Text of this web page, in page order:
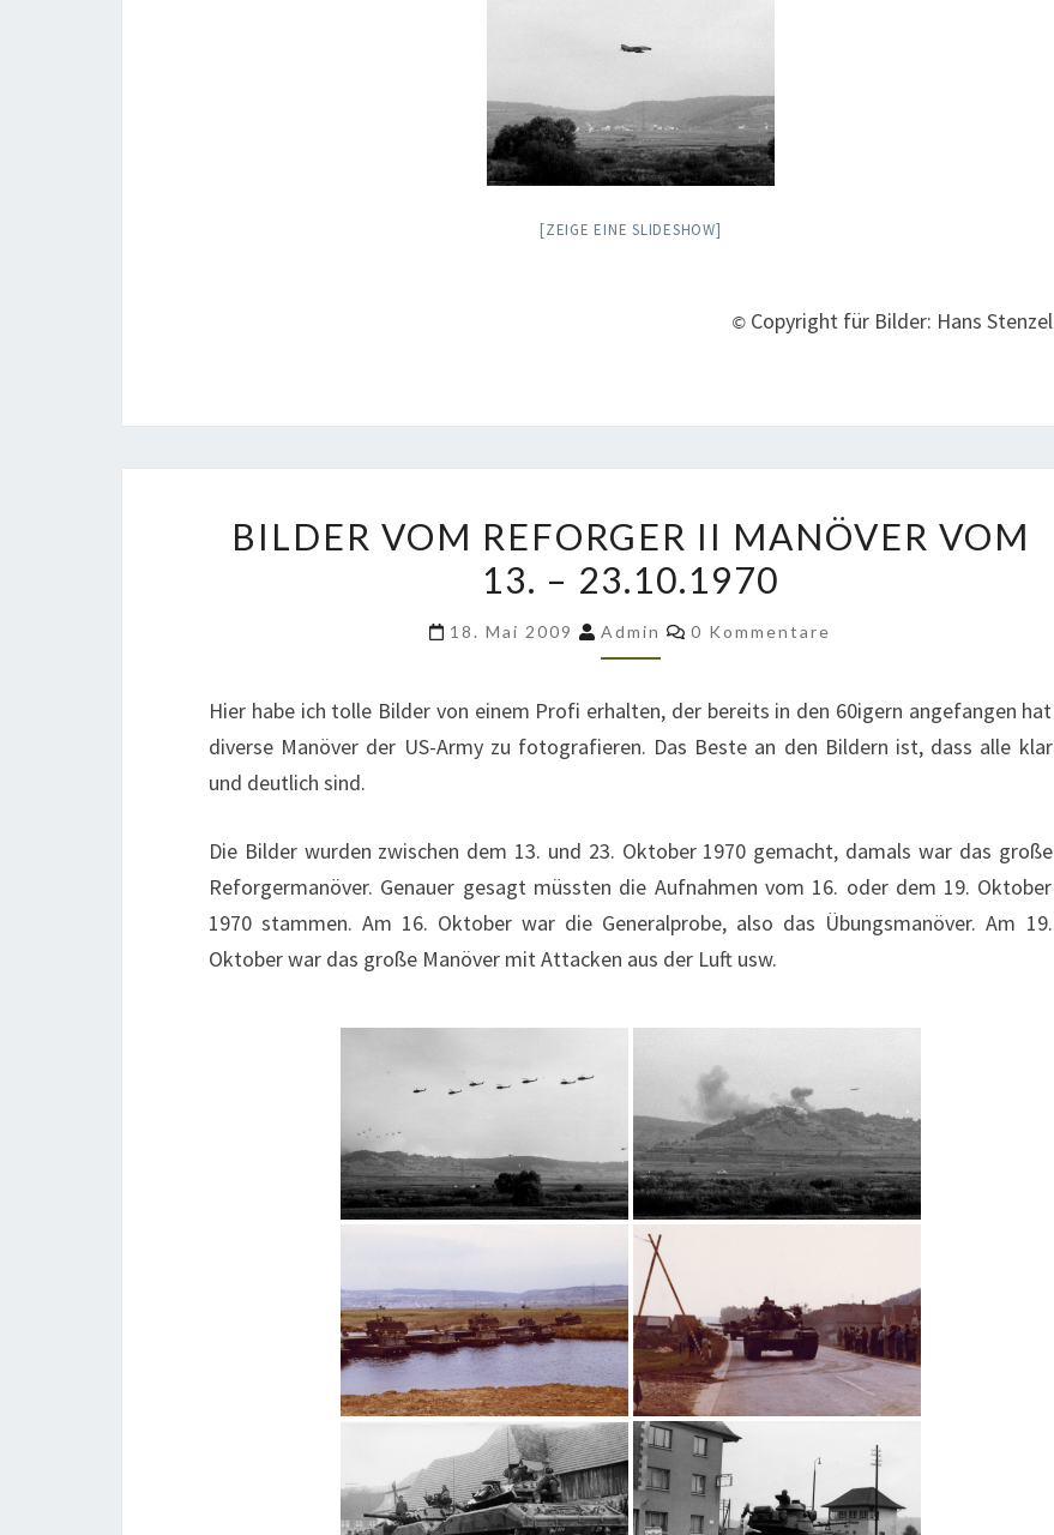
[ZEIGE EINE SLIDESHOW]
© Copyright für Bilder: Hans Stenzel
VOM
REFORGER
MANÖVER
13.
–
BILDER VOM REFORGER II MANÖVER VOM
13. – 23.10.1970
18. Mai 2009 Admin Kommentare
0 Kommentare
Hier habe ich tolle Bilder von einem Profi erhalten, der bereits in den 60igern angefangen hat
diverse Manöver der US-Army zu fotografieren. Das Beste an den Bildern ist, dass alle klar
und deutlich sind.
Die Bilder wurden zwischen dem 13. und 23. Oktober 1970 gemacht, damals war das große
Reforgermanöver. Genauer gesagt müssten die Aufnahmen vom 16. oder dem 19. Oktober
1970 stammen. Am 16. Oktober war die Generalprobe, also das Übungsmanöver. Am 19.
Oktober war das große Manöver mit Attacken aus der Luft usw.